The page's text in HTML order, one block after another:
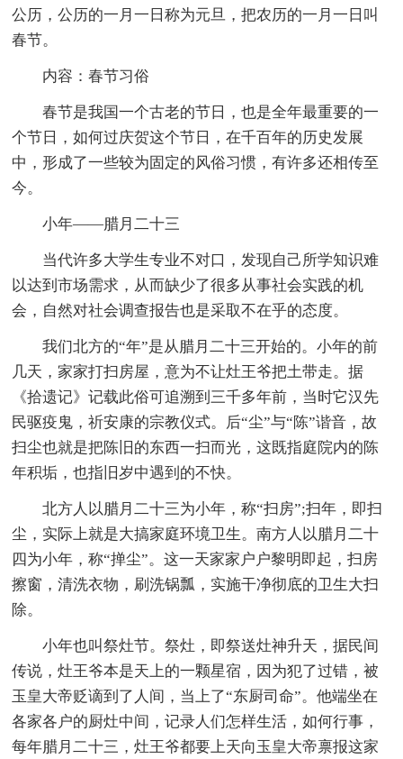
公历，公历的一月一日称为元旦，把农历的一月一日叫
春节。
内容：春节习俗
春节是我国一个古老的节日，也是全年最重要的一
个节日，如何过庆贺这个节日，在千百年的历史发展
中，形成了一些较为固定的风俗习惯，有许多还相传至
今。
小年——腊月二十三
当代许多大学生专业不对口，发现自己所学知识难
以达到市场需求，从而缺少了很多从事社会实践的机
会，自然对社会调查报告也是采取不在乎的态度。
我们北方的“年”是从腊月二十三开始的。小年的前
几天，家家打扫房屋，意为不让灶王爷把土带走。据
《拾遗记》记载此俗可追溯到三千多年前，当时它汉先
民驱疫鬼，祈安康的宗教仪式。后“尘”与“陈”谐音，故
扫尘也就是把陈旧的东西一扫而光，这既指庭院内的陈
年积垢，也指旧岁中遇到的不快。
北方人以腊月二十三为小年，称“扫房”;扫年，即扫
尘，实际上就是大搞家庭环境卫生。南方人以腊月二十
四为小年，称“掸尘”。这一天家家户户黎明即起，扫房
擦窗，清洗衣物，刷洗锅瓢，实施干净彻底的卫生大扫
除。
小年也叫祭灶节。祭灶，即祭送灶神升天，据民间
传说，灶王爷本是天上的一颗星宿，因为犯了过错，被
玉皇大帝贬谪到了人间，当上了“东厨司命”。他端坐在
各家各户的厨灶中间，记录人们怎样生活，如何行事，
每年腊月二十三，灶王爷都要上天向玉皇大帝禀报这家